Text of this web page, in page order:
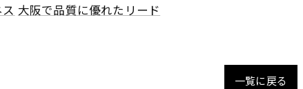
大阪で品質に優れたリード
一覧に戻る